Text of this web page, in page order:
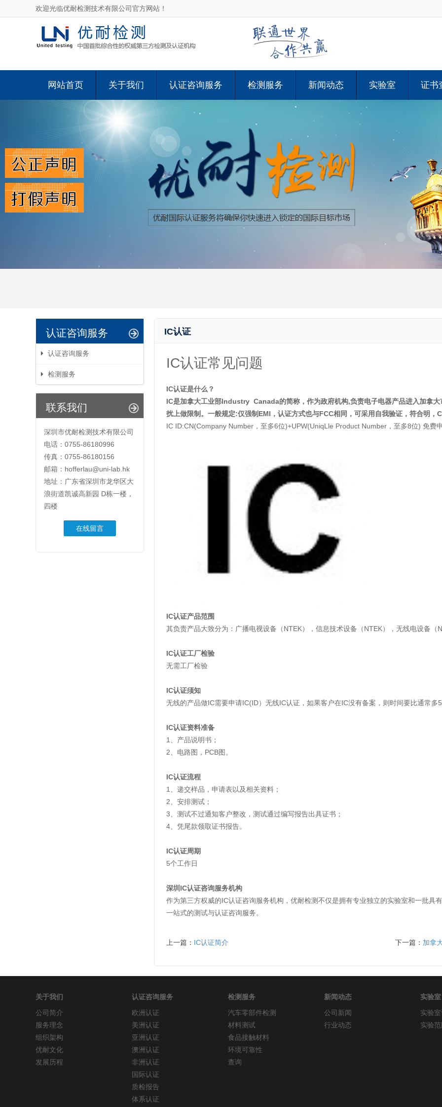
欢迎光临优耐检测技术有限公司官方网站！
网站首页 关于我们 认证咨询服务 检测服务 新闻动态 实验室 证书
认证咨询服务
认证咨询服务
检测服务
联系我们
深圳市优耐检测技术有限公司
电话：0755-86180996
传真：0755-86180156
邮箱：hofferlau@uni-lab.hk
地址：广东省深圳市龙华区大
浪街道凯诚高新园 D栋一楼，
四楼
在线留言
IC认证
IC认证常见问题
IC认证是什么？
IC是加拿大工业部Industry Canada的简称，作为政府机构,负责电子电器产品进入加拿
扰上做限制。一般规定:仅强制EMI，认证方式也与FCC相同，可采用自我验证，符合明，
IC ID:CN(Company Number，至多6位)+UPW(UniqLle Product Number，至多8位) 免费
IC认证产品范围
其负责产品大致分为：广播电视设备（NTEK），信息技术设备（NTEK），无线电设备（
IC认证工厂检验
无需工厂检验
IC认证须知
无线的产品做IC需要申请IC(ID）无线IC认证，如果客户在IC没有备案，则时间要比通常多5
IC认证资料准备
1、产品说明书；
2、电路图，PCB图。
IC认证流程
1、递交样品，申请表以及相关资料；
2、安排测试；
3、测试不过通知客户整改，测试通过编写报告出具证书；
4、凭尾款领取证书报告。
IC认证周期
5个工作日
深圳IC认证咨询服务机构
作为第三方权威的IC认证咨询服务机构，优耐检测不仅是拥有专业独立的实验室和一批具
一站式的测试与认证咨询服务。
上一篇： IC认证简介 下一篇： 加拿
关于我们
公司简介
服务理念
组织架构
优耐文化
发展历程
认证咨询服务
欧洲认证
美洲认证
亚洲认证
澳洲认证
非洲认证
国际认证
质检报告
体系认证
检测服务
汽车零部件检测
材料测试
食品接触材料
环境可靠性
查询
新闻动态
公司新闻
行业动态
实验室
实验
实验范